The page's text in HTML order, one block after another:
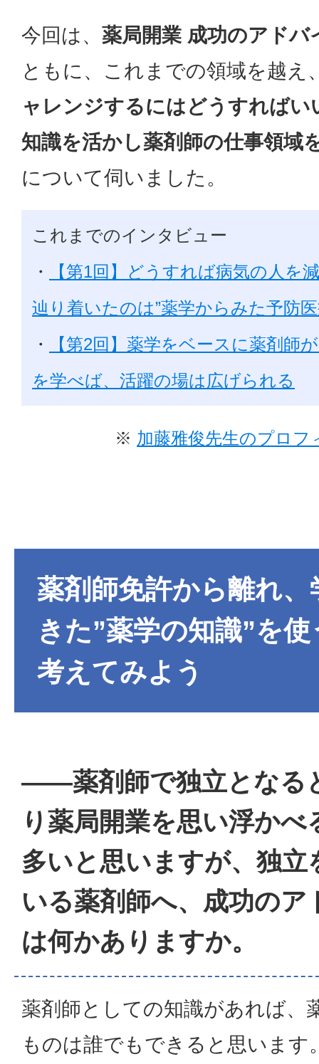
今回は、 薬局開業 成功のアドバ
ともに、これまでの領域を越え
ャレンジするにはどうすればい
知識を活かし薬剤師の仕事領域
について伺いました。
これまでのインタビュー
・
【第1回】どうすれば病気の人を
辿り着いたのは”薬学からみた予防医
・
【第2回】薬学をベースに薬剤師
を学べば、活躍の場は広げられる
※ 加藤雅俊先生のプロフ
薬剤師免許から離れ、
きた”薬学の知識”を
考えてみよう
――薬剤師で独立となる
り薬局開業を思い浮かべ
多いと思いますが、独立
いる薬剤師へ、成功のア
は何かありますか。
薬剤師としての知識があれば、
ものは誰でもできると思います